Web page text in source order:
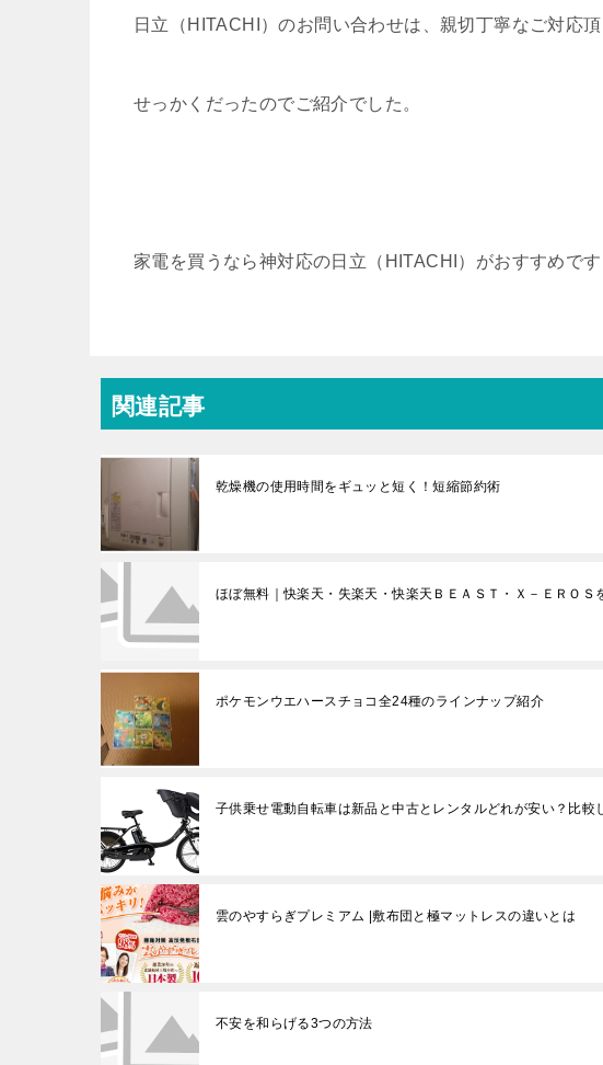
日立（HITACHI）のお問い合わせは、親切丁寧なご対応
せっかくだったのでご紹介でした。
家電を買うなら神対応の日立（HITACHI）がおすすめで
関連記事
乾燥機の使用時間をギュッと短く！短縮節約術
ほぼ無料｜快楽天・失楽天・快楽天ＢＥＡＳＴ・Ｘ－ＥＲＯＳ
ポケモンウエハースチョコ全24種のラインナップ紹介
子供乗せ電動自転車は新品と中古とレンタルどれが安い？比較
雲のやすらぎプレミアム |敷布団と極マットレスの違いとは
不安を和らげる3つの方法